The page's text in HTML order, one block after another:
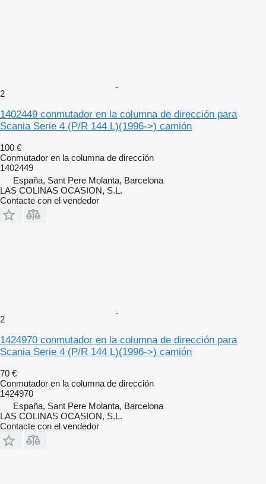
2
1402449 conmutador en la columna de dirección para
Scania Serie 4 (P/R 144 L)(1996->) camión
100 €
Conmutador en la columna de dirección
1402449
España, Sant Pere Molanta, Barcelona
LAS COLINAS OCASION, S.L.
Contacte con el vendedor
2
1424970 conmutador en la columna de dirección para
Scania Serie 4 (P/R 144 L)(1996->) camión
70 €
Conmutador en la columna de dirección
1424970
España, Sant Pere Molanta, Barcelona
LAS COLINAS OCASION, S.L.
Contacte con el vendedor